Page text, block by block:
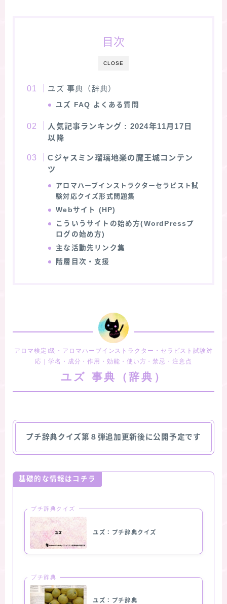
プロフィール
アロマハーブアンケート
おすすめ商品＆レビュー
★スペシャルアロマハーブ４択クイズ (kindle出
お問い合わせ
CLOSE
目次
ユズ 事典（辞典）
ユズ FAQ よくある質問
人気記事ランキング : 2024年11月17日
以降
Cジャスミン瑠璃地楽の魔王城コンテン
ツ
アロマハーブインストラクターセラピスト試
験対応クイズ形式問題集
Webサイト (HP)
こういうサイトの始め方(WordPressプ
ログの始め方)
主な活動先リンク集
階層目次・支援
アロマ検定1級・アロマハーブインストラクター・セラピスト試験対
応｜学名・成分・作用・効能・使い方・禁忌・注意点
ユズ 事典（辞典）
プチ辞典クイズ第８弾追加更新後に公開予定です
基礎的な情報はコチラ
プチ辞典クイズ
ユズ：プチ辞典クイズ
プチ辞典
ユズ：プチ辞典